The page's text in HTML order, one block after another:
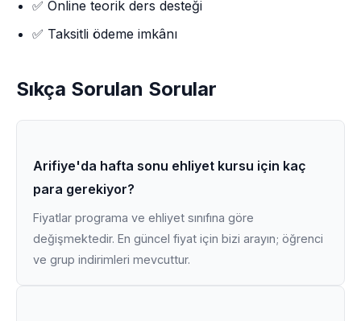
✅ Online teorik ders desteği
✅ Taksitli ödeme imkânı
Sıkça Sorulan Sorular
Arifiye'da hafta sonu ehliyet kursu için kaç
para gerekiyor?
Fiyatlar programa ve ehliyet sınıfına göre
değişmektedir. En güncel fiyat için bizi arayın; öğrenci
ve grup indirimleri mevcuttur.